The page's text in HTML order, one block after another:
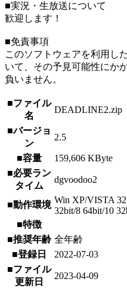
■実況・生放送について
歓迎します！
■免責事項
このソフトウェアを利用し
いて、その予見可能性にか
負いません。
■ファイル
名
DEADLINE2.zip
■バージョ
ン
2.5
■容量
159,606 KByte
■必要ラン
タイム
dgvoodoo2
■動作環境 Win XP/VISTA
32bit/8 64bit/10
■特徴
■推奨年齢 全年齢
■登録日
2022-07-03
■ファイル
更新日
2023-04-09